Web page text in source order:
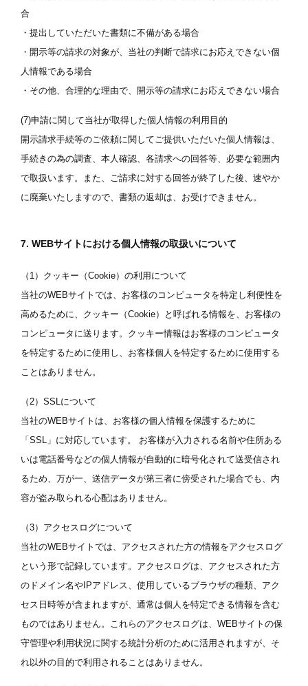
合
・提出していただいた書類に不備がある場合
・開示等の請求の対象が、当社の判断で請求にお応えできない個
人情報である場合
・その他、合理的な理由で、開示等の請求にお応えできない場合
(7)申請に関して当社が取得した個人情報の利用目的
開示請求手続等のご依頼に関してご提供いただいた個人情報は、
手続きの為の調査、本人確認、各請求への回答等、必要な範囲内
で取扱います。また、ご請求に対する回答が終了した後、速やか
に廃棄いたしますので、書類の返却は、お受けできません。
7. WEBサイトにおける個人情報の取扱いについて
（1）クッキー（Cookie）の利用について
当社のWEBサイトでは、お客様のコンピュータを特定し利便性を
高めるために、クッキー（Cookie）と呼ばれる情報を、お客様の
コンピュータに送ります。クッキー情報はお客様のコンピュータ
を特定するために使用し、お客様個人を特定するために使用する
ことはありません。
（2）SSLについて
当社のWEBサイトは、お客様の個人情報を保護するために
「SSL」に対応しています。 お客様が入力される名前や住所ある
いは電話番号などの個人情報が自動的に暗号化されて送受信され
るため、万が一、送信データが第三者に傍受された場合でも、内
容が盗み取られる心配はありません。
（3）アクセスログについて
当社のWEBサイトでは、アクセスされた方の情報をアクセスログ
という形で記録しています。アクセスログは、アクセスされた方
のドメイン名やIPアドレス、使用しているブラウザの種類、アク
セス日時等が含まれますが、通常は個人を特定できる情報を含む
ものではありません。これらのアクセスログは、WEBサイトの保
守管理や利用状況に関する統計分析のために活用されますが、そ
れ以外の目的で利用されることはありません。